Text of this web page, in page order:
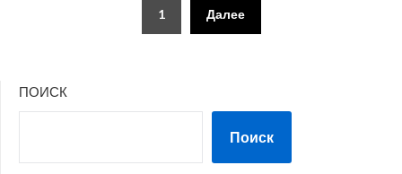
1 Далее
ПОИСК
Поиск